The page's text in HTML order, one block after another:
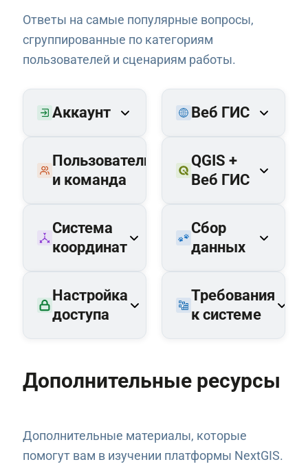
Ответы на самые популярные вопросы,
сгруппированные по категориям
пользователей и сценариям работы.
Аккаунт
Пользователи
и команда
Система
координат
Настройка
доступа
Веб ГИС
QGIS +
Веб ГИС
Сбор
данных
Требования
к системе
Дополнительные ресурсы
Дополнительные материалы, которые
помогут вам в изучении платформы NextGIS.